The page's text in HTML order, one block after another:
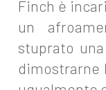
Finch è
un
stuprato
dimostrarne